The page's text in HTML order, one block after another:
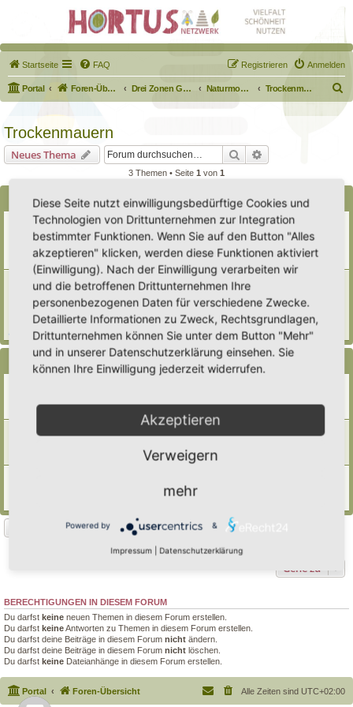
Startseite FAQ Anmelden
Registrieren
Portal Foren-Übersicht Drei Zonen Garten Naturmodule & kleine Biotope Trockenmauern
u
Trockenmauern
Neues Thema Suche
3 Themen • Seite 1 von 1
Bekanntmachungen
Erweiterung der Kriterien zur Eintragung eines Hortus
Letzter Beitrag vonHeike Ehrle«Di 29. Jul 2025, 17:08
Verfasst in Ankündigungen & Fragen zum Forum
Antworten:
[Bitte lesen] Wie funktioniert die Eintragung Eurer
Gartenprojekte
Letzter Beitrag vonHortus anima l« So 15. Feb 2026, 18:08
Verfasst in Eingetragener Hortus - Mein Hortus und ich!
Antworten:1
«Sa 16. Sep 2023, 15:42
Neues Thema
Gehe zu
BERECHTIGUNGEN IN DIESEM FORUM
Du darfst keine neuen Themen in diesem Forum erstellen.
Du darfst keineAntworten zu Themen in diesem Forum erstellen.
Du darfst deine Beiträge in diesem Forum nicht ändern.
Du darfst deine Beiträge in diesem Forum nicht löschen.
Du darfst keine Dateianhänge in diesem Forum erstellen.
Portal Foren-Übersicht Alle Zeiten sind UTC+02:00
Diese Seite nutzt einwilligungsbedürftige Cookies und
Technologien von Drittunternehmen zur Integration
bestimmter Funktionen. Wenn Sie auf den Button "Alles
akzeptieren" klicken, werden diese Funktionen aktiviert
(Einwilligung). Nach der Einwilligung verarbeiten wir
und die betroffenen Drittunternehmen Ihre
personenbezogenen Daten für verschiedene Zwecke.
Detaillierte Informationen zu Zweck, Rechtsgrundlagen,
Drittunternehmen können Sie unter dem Button "Mehr"
und in unserer Datenschutzerklärung einsehen. Sie
können Ihre Einwilligung jederzeit widerrufen.
Akzeptieren
Verweigern
mehr
Powered by &
Impressum Datenschutzerklärung